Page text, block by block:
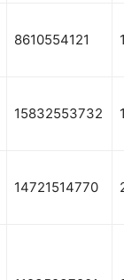
8610554121
15832553732
14721514770